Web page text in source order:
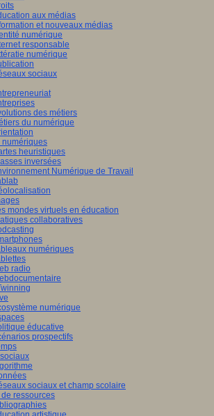
aux médias
et nouveaux médias
numérique
responsable
numérique
sociaux
des métiers
du numérique
numériques
heuristiques
inversées
Numérique de Travail
mondes virtuels en éducation
collaboratives
numériques
radio
numérique
éducative
prospectifs
sociaux et champ scolaire
ressources